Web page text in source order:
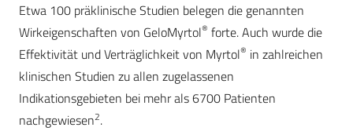
Etwa 100 präklinische Studien belegen die genannten
Wirkeigenschaften von GeloMyrtol® forte. Auch wurde die
Effektivität und Verträglichkeit von Myrtol® in zahlreichen
klinischen Studien zu allen zugelassenen
Indikationsgebieten bei mehr als 6700 Patienten
nachgewiesen2.